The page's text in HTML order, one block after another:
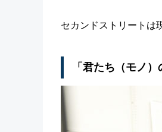
セカンドストリートは
「君たち（モノ